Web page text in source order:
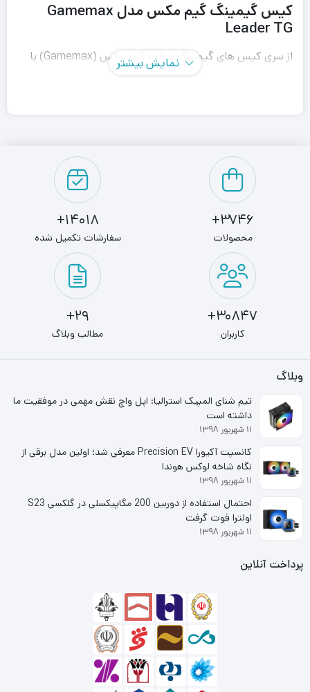
کیس گیمینگ گیم مکس مدل Gamemax
Leader TG
از سری کیس های گیمینگ شرکت گیم مکس (Gamemax) با
پنل شیشه ای در جلو می باشد با کیس گیمینگ گیم مکس مدل
با ویژگی هایی مانند شاسی بسیار مقاوم، انعطاف پذیر با طراحی
مدولار برای هر پیکربندی، درایورهای متعدد برای ذخیره سازی،
بدون شک انتخاب بسیاری از اسمبل کنندگان می باشد.
کیس گیمینگ گیم مکس مدل Gamemax Leader TG دارای 6
دارای درب باز شونده جانبی هستند.
کند؛
تا گرد و غبار رادیاتور و کارت گرافیک را تمیز کند، همچنین به
راحتی در عروسک های مختلف قرار می گیرد.
و از نرم افزار نورپردازی مادربرد برای کنترل فن ها استفاده کنید،
هر فن ARGB آدرس پذیر می تواند 16.8 میلیون رنگ نور ویژه
قابل تنظیم را ارائه دهد.
نمایش بیشتر
3746+
محصولات
14018+
سفارشات تکمیل شده
30847+
کاربران
29+
مطالب وبلاگ
وبلاگ
تیم شنای المپیک استرالیا: اپل واچ نقش مهمی در موفقیت ما
داشته است
۱۱ شهریور ۱۳۹۸
کانسپت آکیورا Precision EV معرفی شد؛ اولین مدل برقی از
نگاه شاخه لوکس هوندا
۱۱ شهریور ۱۳۹۸
احتمال استفاده از دوربین 200 مگاپیکسلی در گلکسی S23
اولترا قوت گرفت
۱۱ شهریور ۱۳۹۸
پرداخت آنلاین